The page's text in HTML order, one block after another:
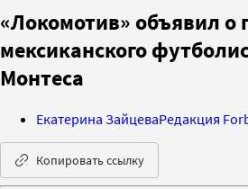
«Локомотив» объявил о
мексиканского
Монтеса
Екатерина ЗайцеваРедакция
Копировать ссылку